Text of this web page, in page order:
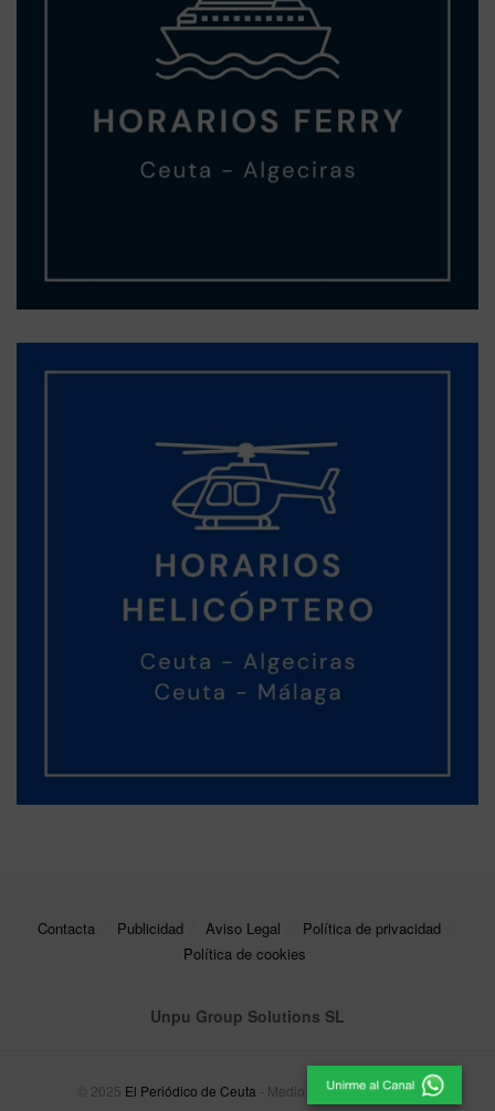
Contacta Publicidad Aviso Legal
Política de privacidad
Política de cookies
Unpu Group Solutions SL
© 2025 El Periódico de Ceuta - Medio de Comunicación